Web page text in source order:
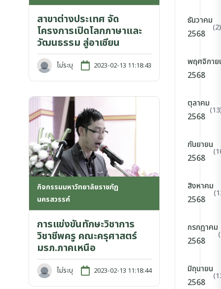
สาขาต่างประเทศ จัด
โครงการเปิดโลกภาษาและ
วัฒนธรรม สู่อาเซียน
ไม่ระบุ 2023-02-13 11:18:43
กิจกรรมมหาวิทยาลัยราชภัฏ
นครสวรรค์
การแข่งขันทักษะวิชาการ
วิชาชีพครู คณะครุศาสตร์
มรภ.ภาคเหนือ
ไม่ระบุ 2023-02-13 11:18:44
ธันวาคม
2568
(2)
พฤศจิกาย
2568
ตุลาคม
2568
กันยายน
2568
สิงหาคม
2568
กรกฎาคม
2568
มิถุนายน
2568